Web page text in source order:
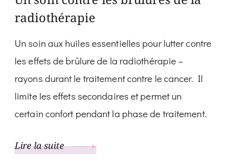
radiothérapie
Un soin aux huiles essentielles pour lutter contre
les effets de brûlure de la radiothérapie –
rayons durant le traitement contre le cancer. Il
limite les effets secondaires et permet un
certain confort pendant la phase de traitement.
Lire la suite